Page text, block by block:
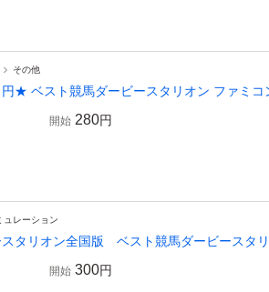
その他
★ ベスト競馬ダービースタリオン ファミ
開始 280円
ュレーション
タリオン全国版 ベスト競馬ダービース
開始 300円